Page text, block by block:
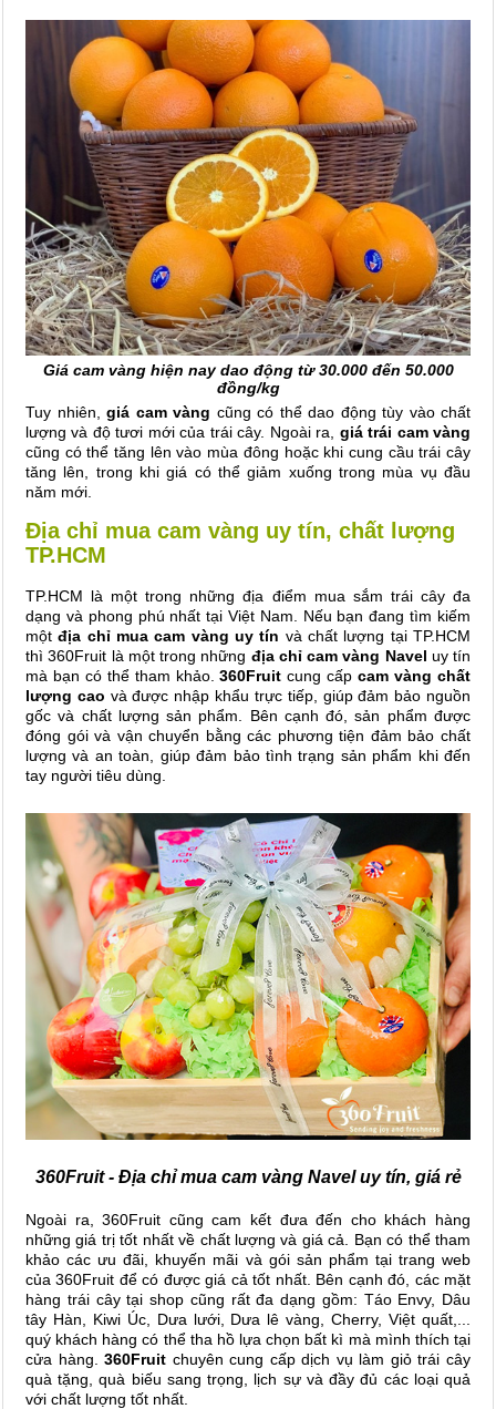
Giá cam vàng hiện nay dao động từ 30.000 đến 50.000
đồng/kg
Tuy nhiên, giá cam vàng cũng có thể dao động tùy vào chất
lượng và độ tươi mới của trái cây. Ngoài ra, giá trái cam vàng
cũng có thể tăng lên vào mùa đông hoặc khi cung cầu trái cây
tăng lên, trong khi giá có thể giảm xuống trong mùa vụ đầu
năm mới.
Địa chỉ mua cam vàng uy tín, chất lượng
TP.HCM
TP.HCM là một trong những địa điểm mua sắm trái cây đa
dạng và phong phú nhất tại Việt Nam. Nếu bạn đang tìm kiếm
mộtđịa chỉ mua cam vàng uy tín và chất lượng tại TP.HCM
thì 360Fruit là một trong những địa chỉ cam vàng Navel uy tín
mà bạn có thể tham khảo.360Fruit cung cấpcam vàngchất
lượng cao và được nhập khẩu trực tiếp, giúp đảm bảo nguồn
gốc và chất lượng sản phẩm. Bên cạnh đó, sản phẩm được
đóng gói và vận chuyển bằng các phương tiện đảm bảo chất
lượng và an toàn, giúp đảm bảo tình trạng sản phẩm khi đến
tay người tiêu dùng.
360Fruit - Địa chỉ mua cam vàng Navel uy tín, giá rẻ
Ngoài ra, 360Fruit cũng cam kết đưa đến cho khách hàng
những giá trị tốt nhất về chất lượng và giá cả. Bạn có thể tham
khảo các ưu đãi, khuyến mãi và gói sản phẩm tại trang web
của 360Fruit để có được giá cả tốt nhất. Bên cạnh đó, các mặt
hàng trái cây tại shop cũng rất đa dạng gồm: Táo Envy, Dâu
tây Hàn, Kiwi Úc, Dưa lưới, Dưa lê vàng, Cherry, Việt quất,...
quý khách hàng có thể tha hồ lựa chọn bất kì mà mình thích tại
cửa hàng.
360Fruit chuyên cung cấp dịch vụ làm giỏ trái cây
quà tặng, quà biếu sang trọng, lịch sự và đầy đủ các loại quả
với chất lượng tốt nhất.